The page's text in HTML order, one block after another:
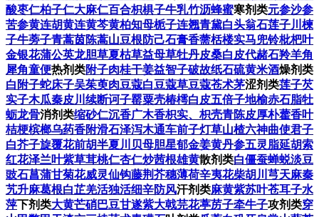
酸枣仁柏子仁大麻仁百合枳椇子牛乳竹沥蜂蜜寒剂类元参沙参
苦参黄连胡黄连黄芩黄柏知母栀子连翘青黛白头翁石莲子川楝
子牛蒡子青蒿茵陈蒿山豆根防己石膏香薷栝楼实马兜铃枇杷叶
金银花蒲公英龙胆草夏枯草益母草牡丹皮桑白皮代赭石羚羊角
犀角童便热剂类附子肉桂干姜益智子破故纸石硫黄米酒燥剂类
白附子蛇床子吴茱萸肉豆蔻白豆蔻草豆蔻苍术茅涩剂类莲子芡
实子木瓜秦皮川续断诃子罂粟壳椿樗白皮五倍子地榆赤石脂牡
蛎龙骨消剂类缩砂仁沉香广木香枳实、枳壳青陈皮厚朴藿香叶
桔梗槟榔乌药香附滑石泽泻木通车前子灯草山楂六神曲使君子
白芥子旋覆花前胡半夏川贝母胆星郁金姜黄丹参五灵脂延胡索
红花泽兰叶紫草茸桃仁杏仁炒茜根雄黄散剂类白僵蚕蝉蜕淡豆
豉石菖蒲甘菊花威灵仙钩藤荆芥穗薄荷辛夷花柴胡 川芎天麻秦
艽升麻葛根白芷羌活独活细辛防风汗剂类麻黄紫苏叶苍耳子水
萍下剂类大黄芒硝巴豆甘遂紫大戟芫花葶苈子牵牛子攻剂类穿